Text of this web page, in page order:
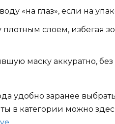
«на глаз», если на
плотным слоем, избегая
маску аккуратно,
удобно заранее
в категории можно